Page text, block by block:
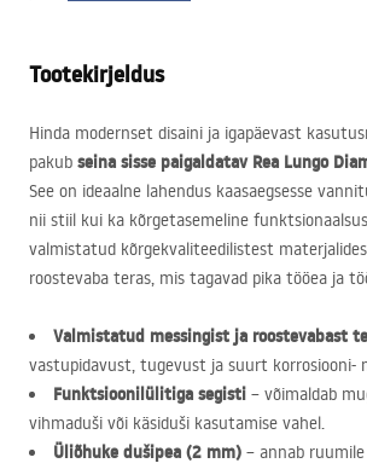
Tootekirjeldus
Hinda modernset disaini ja igapäevast
pakub seina sisse paigaldatav Rea Lungo
See on ideaalne lahendus kaasaegsesse
nii stiil kui ka kõrgetasemeline
valmistatud kõrgekvaliteedilistest
roostevaba teras, mis tagavad pika tööea ja
Valmistatud messingist ja roostevabast
vastupidavust, tugevust ja suurt korrosiooni-
Funktsioonilülitiga segisti – võimaldab
vihmaduši või käsiduši kasutamise vahel.
Üliõhuke dušipea (2 mm) – annab